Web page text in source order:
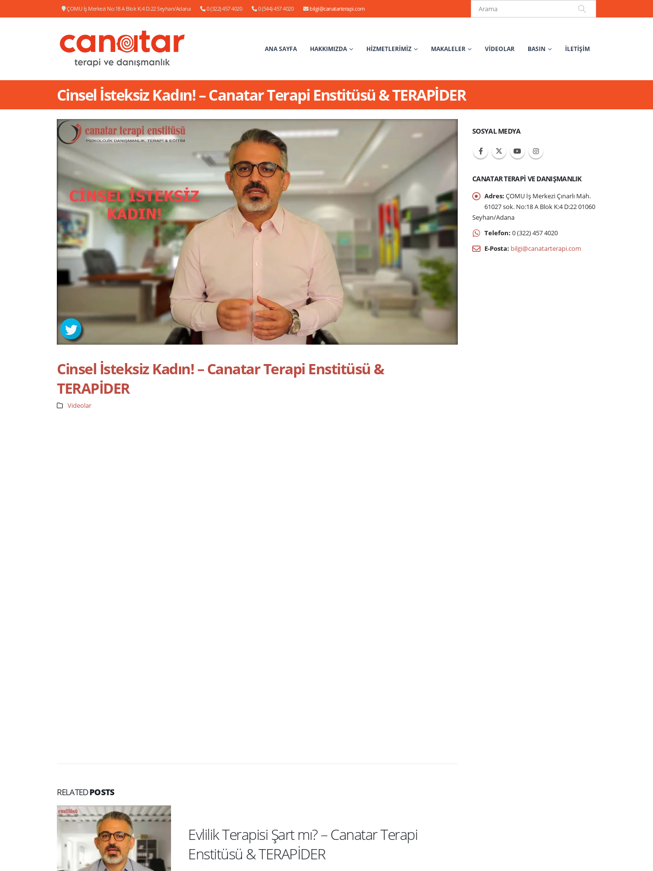
ÇOMU İş Merkezi No:18 A Blok K:4 D:22 Seyhan/Adana 0 (322) 457 4020 0 (544) 457 4020 bilgi@canatarterapi.com
ANA SAYFA HAKKIMIZDA HİZMETLERİMİZ MAKALELER VIDEOLAR BASIN İLETİŞİM
Cinsel İsteksiz Kadın! – Canatar Terapi Enstitüsü & TERAPİDER
Cinsel İsteksiz Kadın! – Canatar Terapi Enstitüsü &
TERAPİDER
Videolar
RELATEDPOSTS
Evlilik Terapisi Şart mı? – Canatar Terapi
Enstitüsü & TERAPİDER
SOSYAL MEDYA
CANATAR TERAPI VE DANIŞMANLIK
Adres: ÇOMU İş Merkezi Çınarlı Mah.
61027 sok. No:18 A Blok K:4 D:22 01060
Seyhan/Adana
Telefon: 0 (322) 457 4020
E-Posta: bilgi@canatarterapi.com